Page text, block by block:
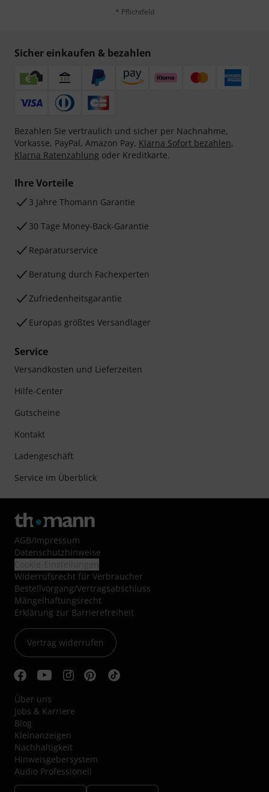
* Pflichtfeld
Sicher einkaufen & bezahlen
Bezahlen Sie vertraulich und sicher per Nachnahme,
Vorkasse, PayPal, Amazon Pay, Klarna Sofort bezahlen,
Klarna Ratenzahlung oder Kreditkarte.
Ihre Vorteile
3 Jahre Thomann Garantie
30 Tage Money-Back-Garantie
Reparaturservice
Beratung durch Fachexperten
Zufriedenheitsgarantie
Europas größtes Versandlager
Service
Versandkosten und Lieferzeiten
Hilfe-Center
Gutscheine
Kontakt
Ladengeschäft
Service im Überblick
AGB/Impressum
Datenschutzhinweise
Widerrufsrecht für Verbraucher
Bestellvorgang/Vertragsabschluss
Mängelhaftungsrecht
Erklärung zur Barrierefreiheit
Vertrag widerrufen
Über uns
Jobs & Karriere
Blog
Kleinanzeigen
Nachhaltigkeit
Hinweisgebersystem
Audio Professionell